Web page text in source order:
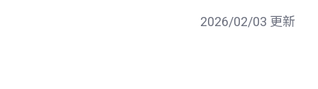
2026/02/03 更新